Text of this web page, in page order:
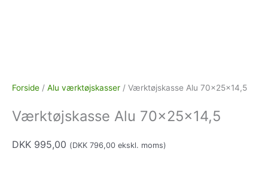
Forside / Alu værktøjskasser / Værktøjskasse Alu 70x25x14,5
Værktøjskasse Alu 70x25x14,5
DKK 995,00 (DKK 796,00 ekskl. moms)